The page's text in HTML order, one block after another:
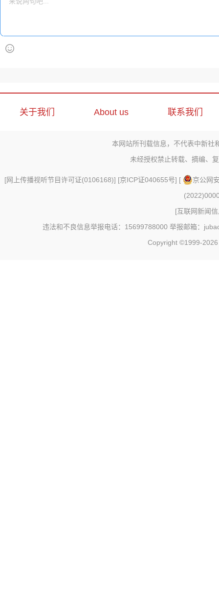
关于我们 About us 联系我们
本网站所刊载信息，不代表中新社
未经授权禁止转载、摘编、
[网上传播视听节目许可证(0106168)] [京ICP证040655号] [
京公网
[互联网新闻
违法和不良信息举报电话：15699788000 举报邮箱：
Copyright ©1999-